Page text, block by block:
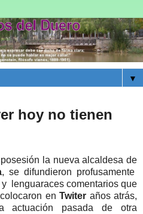
▼
hoy no tienen
la nueva alcaldesa de
, se difundieron profusamente
y
lenguaraces comentarios que
en Twiter años atrás,
actuación pasada de otra